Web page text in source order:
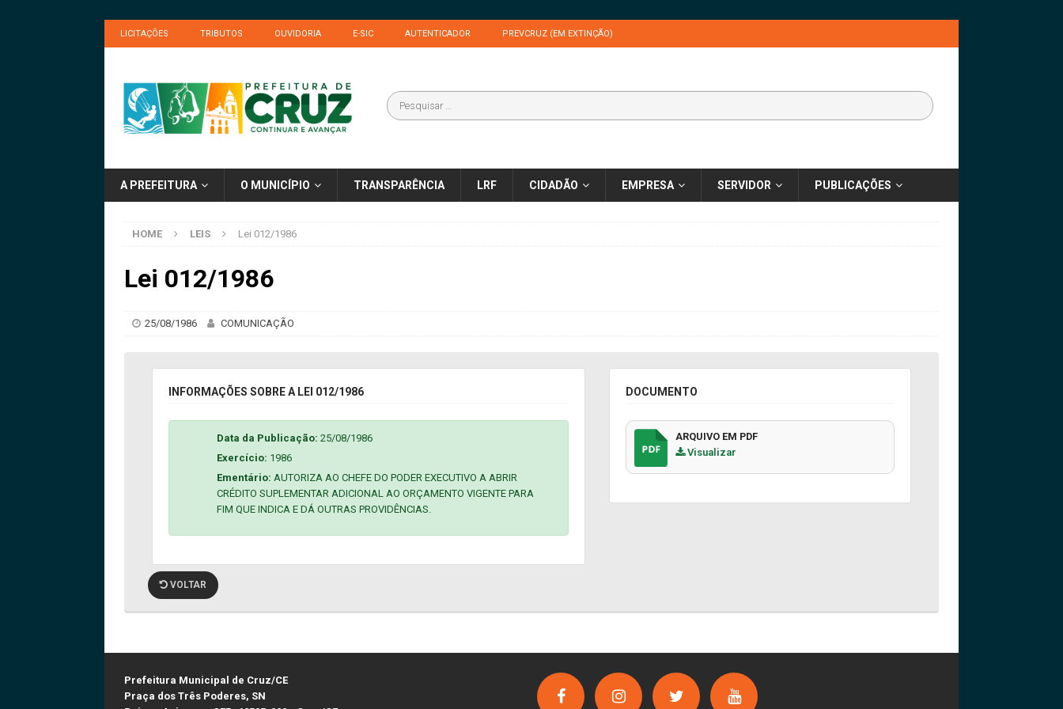
LICITAÇÕES TRIBUTOS OUVIDORIA E-SIC AUTENTICADOR PREVCRUZ (EM EXTINÇÃO)
A PREFEITURA O MUNICÍPIO TRANSPARÊNCIA LRF CIDADÃO EMPRESA SERVIDOR PUBLICAÇÕES
HOME LEIS Lei 012/1986
Lei 012/1986
25/08/1986 COMUNICAÇÃO
INFORMAÇÕES SOBRE A LEI 012/1986
Data da Publicação: 25/08/1986
Exercício: 1986
Ementário: AUTORIZA AO CHEFE DO PODER EXECUTIVO A ABRIR
CRÉDITO SUPLEMENTAR ADICIONAL AO ORÇAMENTO VIGENTE PARA
FIM QUE INDICA E DÁ OUTRAS PROVIDÊNCIAS.
DOCUMENTO
ARQUIVO EM PDF
Visualizar
VOLTAR
Prefeitura Municipal de Cruz/CE
Praça dos Três Poderes, SN